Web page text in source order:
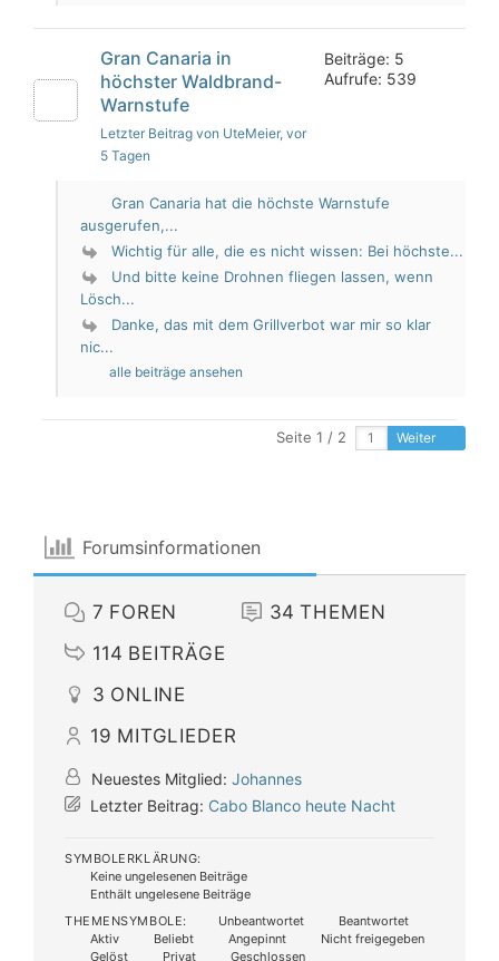
Gran Canaria in
höchster Waldbrand-
Warnstufe
Letzter Beitrag von UteMeier, vor
5 Tagen
Beiträge: 5
Aufrufe: 539
Gran Canaria hat die höchste Warnstufe
ausgerufen,...
Wichtig für alle, die es nicht wissen: Bei höchste...
Und bitte keine Drohnen fliegen lassen, wenn
Lösch...
Danke, das mit dem Grillverbot war mir so klar
nic...
alle beiträge ansehen
Seite 1 / 2 Weiter
Forumsinformationen
7 FOREN 34 THEMEN
114 BEITRÄGE
3 ONLINE
19 MITGLIEDER
Neuestes Mitglied: Johannes
Letzter Beitrag: Cabo Blanco heute Nacht
SYMBOLERKLÄRUNG:
Keine ungelesenen Beiträge
Enthält ungelesene Beiträge
THEMENSYMBOLE:
Unbeantwortet
Beantwortet
Aktiv
Beliebt Angepinnt
Nicht freigegeben
Gelöst
Privat Geschlossen